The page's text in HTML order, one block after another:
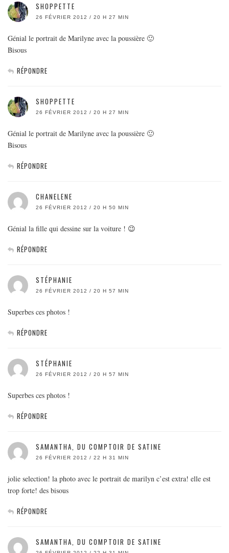
SHOPPETTE
26 FÉVRIER 2012 / 20 H 27 MIN
Génial le portrait de Marilyne avec la poussière 🙂
Bisous
RÉPONDRE
SHOPPETTE
26 FÉVRIER 2012 / 20 H 27 MIN
Génial le portrait de Marilyne avec la poussière 🙂
Bisous
RÉPONDRE
CHANELENE
26 FÉVRIER 2012 / 20 H 50 MIN
Génial la fille qui dessine sur la voiture ! 😉
RÉPONDRE
STÉPHANIE
26 FÉVRIER 2012 / 20 H 57 MIN
Superbes ces photos !
RÉPONDRE
STÉPHANIE
26 FÉVRIER 2012 / 20 H 57 MIN
Superbes ces photos !
RÉPONDRE
SAMANTHA, DU COMPTOIR DE SATINE
26 FÉVRIER 2012 / 22 H 31 MIN
jolie selection! la photo avec le portrait de marilyn c’est extra! elle est
trop forte! des bisous
RÉPONDRE
SAMANTHA, DU COMPTOIR DE SATINE